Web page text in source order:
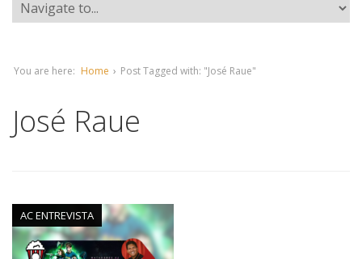
You are here: Home › Post Tagged with: "José Raue"
José Raue
AC ENTREVISTA